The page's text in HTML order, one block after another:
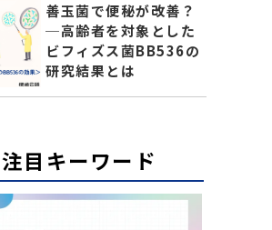
善玉菌で便秘が改善？
─高齢者を対象とした
ビフィズス菌BB536の
研究結果とは
注目キーワード